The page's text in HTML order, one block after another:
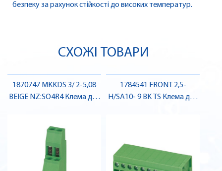
безпеку за рахунок стійкості до високих температур.
СХОЖІ ТОВАРИ
1870747 MKKDS 3/ 2-5,08
BEIGE NZ:SO4R4 Клема для
1784541 FRONT 2,5-
H/SA10- 9 BK TS Клема для